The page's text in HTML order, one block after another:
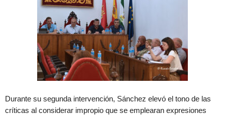
Durante su segunda intervención, Sánchez elevó el tono de las
críticas al considerar impropio que se emplearan expresiones